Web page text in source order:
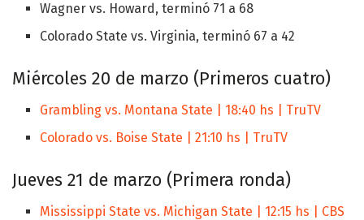
Wagner vs. Howard, terminó 71 a 68
Colorado State vs. Virginia, terminó 67 a 42
Miércoles 20 de marzo (Primeros cuatro)
Grambling vs. Montana State | 18:40 hs | TruTV
Colorado vs. Boise State | 21:10 hs | TruTV
Jueves 21 de marzo (Primera ronda)
Mississippi State vs. Michigan State | 12:15 hs | CBS